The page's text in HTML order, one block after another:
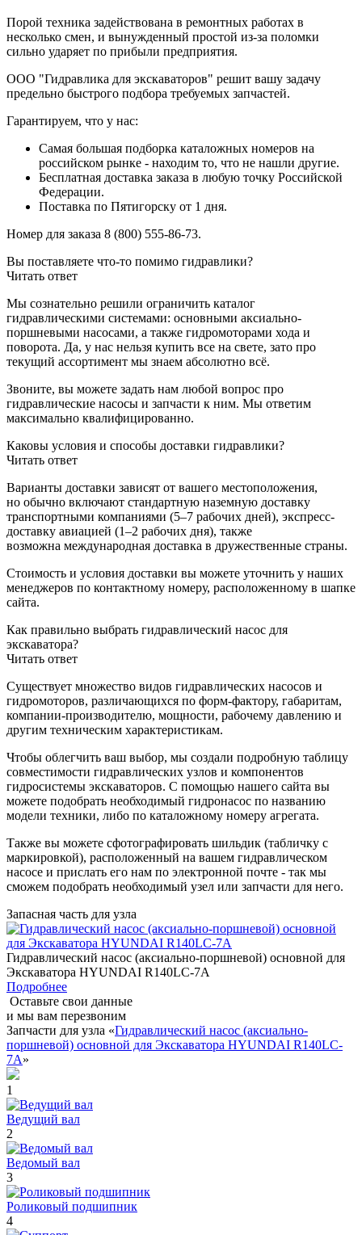
Порой техника задействована в ремонтных работах в
несколько смен, и вынужденный простой из-за поломки
сильно ударяет по прибыли предприятия.
ООО "Гидравлика для экскаваторов" решит вашу задачу
предельно быстрого подбора требуемых запчастей.
Гарантируем, что у нас:
Самая большая подборка каталожных номеров на
российском рынке - находим то, что не нашли другие.
Бесплатная доставка заказа в любую точку Российской
Федерации.
Поставка по Пятигорску от 1 дня.
Номер для заказа 8 (800) 555-86-73.
Вы поставляете что-то помимо гидравлики?
Читать ответ
Мы сознательно решили ограничить каталог
гидравлическими системами: основными аксиально-
поршневыми насосами, а также гидромоторами хода и
поворота. Да, у нас нельзя купить все на свете, зато про
текущий ассортимент мы знаем абсолютно всё.
Звоните, вы можете задать нам любой вопрос про
гидравлические насосы и запчасти к ним. Мы ответим
максимально квалифицированно.
Каковы условия и способы доставки гидравлики?
Читать ответ
Варианты доставки зависят от вашего местоположения,
но обычно включают стандартную наземную доставку
транспортными компаниями (5–7 рабочих дней), экспресс-
доставку авиацией (1–2 рабочих дня), также
возможна международная доставка в дружественные страны.
Стоимость и условия доставки вы можете уточнить у наших
менеджеров по контактному номеру, расположенному в шапке
сайта.
Как правильно выбрать гидравлический насос для
экскаватора?
Читать ответ
Существует множество видов гидравлических насосов и
гидромоторов, различающихся по форм-фактору, габаритам,
компании-производителю, мощности, рабочему давлению и
другим техническим характеристикам.
Чтобы облегчить ваш выбор, мы создали подробную таблицу
совместимости гидравлических узлов и компонентов
гидросистемы экскаваторов. С помощью нашего сайта вы
можете подобрать необходимый гидронасос по названию
модели техники, либо по каталожному номеру агрегата.
Также вы можете сфотографировать шильдик (табличку с
маркировкой), расположенный на вашем гидравлическом
насосе и прислать его нам по электронной почте - так мы
сможем подобрать необходимый узел или запчасти для него.
Запасная часть для узла
Гидравлический насос (аксиально-поршневой) основной для
Экскаватора HYUNDAI R140LC-7A
Подробнее
Оставьте свои данные
и мы вам перезвоним
Запчасти для узла «Гидравлический насос (аксиально-
поршневой) основной для Экскаватора HYUNDAI R140LC-
7A»
1
Ведущий вал
2
Ведомый вал
3
Роликовый подшипник
4